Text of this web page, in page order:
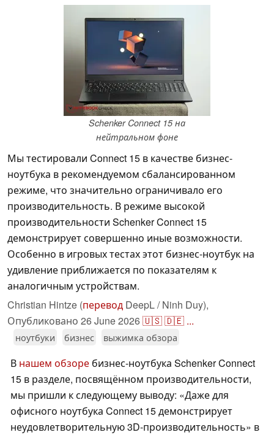
Schenker Connect 15 на
нейтральном фоне
Мы тестировали Connect 15 в качестве бизнес-
ноутбука в рекомендуемом сбалансированном
режиме, что значительно ограничивало его
производительность. В режиме высокой
производительности Schenker Connect 15
демонстрирует совершенно иные возможности.
Особенно в игровых тестах этот бизнес-ноутбук на
удивление приближается по показателям к
аналогичным устройствам.
Christian Hintze (перевод DeepL / Ninh Duy),
Опубликовано 26 June 2026🇺🇸🇩🇪 ...
ноутбуки бизнес выжимка обзора
В нашем обзоре бизнес-ноутбука Schenker Connect
15 в разделе, посвящённом производительности,
мы пришли к следующему выводу: «Даже для
офисного ноутбука Connect 15 демонстрирует
неудовлетворительную 3D-производительность» в